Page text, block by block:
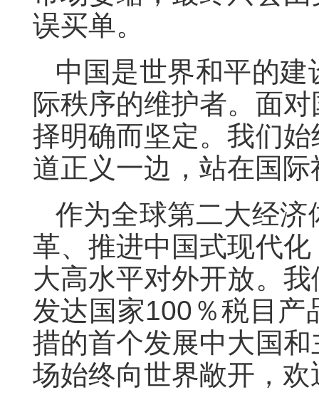
误买单。
中国是世界和平的
际秩序的维护者。面
择明确而坚定。我们
道正义一边，站在国
作为全球第二大经
革、推进中国式现代
大高水平对外开放。
发达国家100％税目产
措的首个发展中大国
场始终向世界敞开，